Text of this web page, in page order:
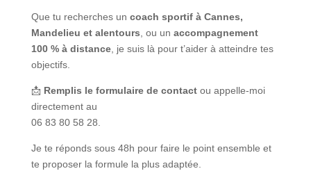
Que tu recherches un coach sportif à Cannes,
Mandelieu et alentours , ou un accompagnement
100 % à distance, je suis là pour t’aider à atteindre tes
objectifs.
📩 Remplis le formulaire de contactou appelle-moi
directement au
06 83 80 58 28
Je te réponds sous 48h pour faire le point ensemble et
te proposer la formule la plus adaptée.